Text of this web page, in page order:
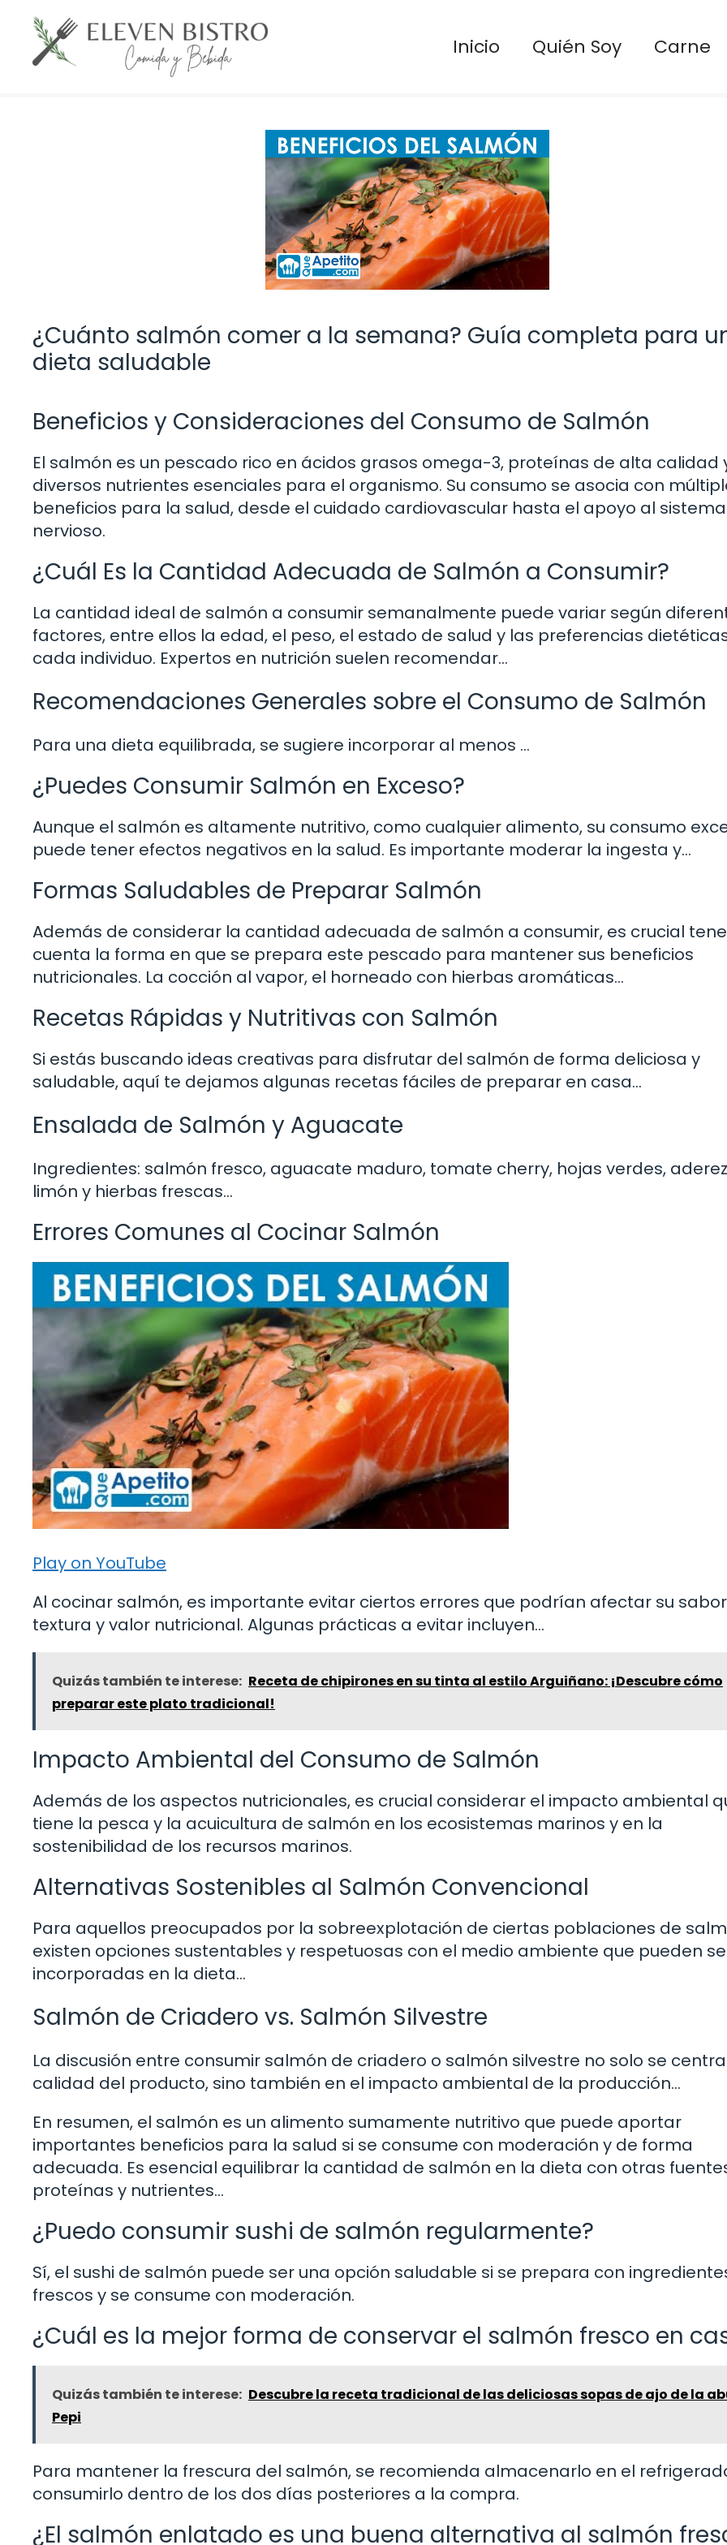
Saltar
contenido
Inicio Quién Soy Carne
¿Cuánto salmón comer a la semana? Guía completa para
dieta saludable
Beneficios y Consideraciones del Consumo de Salmón
El salmón es un pescado rico en ácidos grasos omega-3, proteínas de alta calidad
diversos nutrientes esenciales para el organismo. Su consumo se asocia con
beneficios para la salud, desde el cuidado cardiovascular hasta el apoyo al sistema
nervioso.
¿Cuál Es la Cantidad Adecuada de Salmón a Consumir?
La cantidad ideal de salmón a consumir semanalmente puede variar según
factores, entre ellos la edad, el peso, el estado de salud y las preferencias
cada individuo. Expertos en nutrición suelen recomendar…
Recomendaciones Generales sobre el Consumo de Salmón
Para una dieta equilibrada, se sugiere incorporar al menos …
¿Puedes Consumir Salmón en Exceso?
Aunque el salmón es altamente nutritivo, como cualquier alimento, su consumo
puede tener efectos negativos en la salud. Es importante moderar la ingesta y…
Formas Saludables de Preparar Salmón
Además de considerar la cantidad adecuada de salmón a consumir, es crucial
cuenta la forma en que se prepara este pescado para mantener sus beneficios
nutricionales. La cocción al vapor, el horneado con hierbas aromáticas…
Recetas Rápidas y Nutritivas con Salmón
Si estás buscando ideas creativas para disfrutar del salmón de forma deliciosa y
saludable, aquí te dejamos algunas recetas fáciles de preparar en casa…
Ensalada de Salmón y Aguacate
Ingredientes: salmón fresco, aguacate maduro, tomate cherry, hojas verdes,
limón y hierbas frescas…
Errores Comunes al Cocinar Salmón
Play on YouTube
Al cocinar salmón, es importante evitar ciertos errores que podrían afectar su
textura y valor nutricional. Algunas prácticas a evitar incluyen…
Quizás también te interese: Receta de chipirones en su tinta al estilo Arguiñano: ¡Descubre cómo
preparar este plato tradicional!
Impacto Ambiental del Consumo de Salmón
Además de los aspectos nutricionales, es crucial considerar el impacto ambiental
tiene la pesca y la acuicultura de salmón en los ecosistemas marinos y en la
sostenibilidad de los recursos marinos.
Alternativas Sostenibles al Salmón Convencional
Para aquellos preocupados por la sobreexplotación de ciertas poblaciones de
existen opciones sustentables y respetuosas con el medio ambiente que pueden
incorporadas en la dieta…
Salmón de Criadero vs. Salmón Silvestre
La discusión entre consumir salmón de criadero o salmón silvestre no solo se
calidad del producto, sino también en el impacto ambiental de la producción…
En resumen, el salmón es un alimento sumamente nutritivo que puede aportar
importantes beneficios para la salud si se consume con moderación y de forma
adecuada. Es esencial equilibrar la cantidad de salmón en la dieta con otras
proteínas y nutrientes…
¿Puedo consumir sushi de salmón regularmente?
Sí, el sushi de salmón puede ser una opción saludable si se prepara con
frescos y se consume con moderación.
¿Cuál es la mejor forma de conservar el salmón fresco en
Quizás también te interese: Descubre la receta tradicional de las deliciosas sopas de ajo de la
Pepi
Para mantener la frescura del salmón, se recomienda almacenarlo en el
consumirlo dentro de los dos días posteriores a la compra.
¿El salmón enlatado es una buena alternativa al salmón